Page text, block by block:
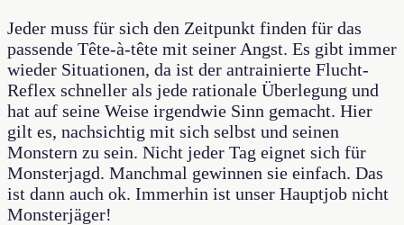
Jeder muss für sich den Zeitpunkt finden für das
passende Tête-à-tête mit seiner Angst. Es gibt immer
wieder Situationen, da ist der antrainierte Flucht-
Reflex schneller als jede rationale Überlegung und
hat auf seine Weise irgendwie Sinn gemacht. Hier
gilt es, nachsichtig mit sich selbst und seinen
Monstern zu sein. Nicht jeder Tag eignet sich für
Monsterjagd. Manchmal gewinnen sie einfach. Das
ist dann auch ok. Immerhin ist unser Hauptjob nicht
Monsterjäger!